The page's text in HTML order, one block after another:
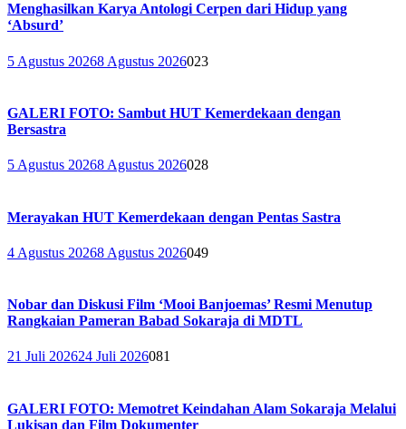
Menghasilkan Karya Antologi Cerpen dari Hidup yang
‘Absurd’
5 Agustus 20268 Agustus 2026023
GALERI FOTO: Sambut HUT Kemerdekaan dengan
Bersastra
5 Agustus 20268 Agustus 2026028
Merayakan HUT Kemerdekaan dengan Pentas Sastra
4 Agustus 20268 Agustus 2026049
Nobar dan Diskusi Film ‘Mooi Banjoemas’ Resmi Menutup
Rangkaian Pameran Babad Sokaraja di MDTL
21 Juli 202624 Juli 2026081
GALERI FOTO: Memotret Keindahan Alam Sokaraja Melalui
Lukisan dan Film Dokumenter